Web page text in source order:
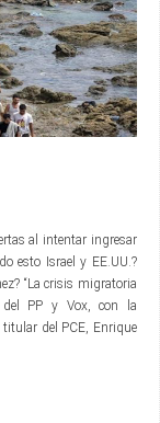
al intentar ingresar
esto Israel y EE.UU.?
“La crisis migratoria
del PP y Vox, con la
titular del PCE, Enrique